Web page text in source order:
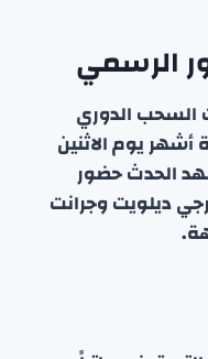
الرسمي
السحب الدوري
يوم الاثنين
2026، وسيشهد الحدث حضور
ديلويت وجرانت